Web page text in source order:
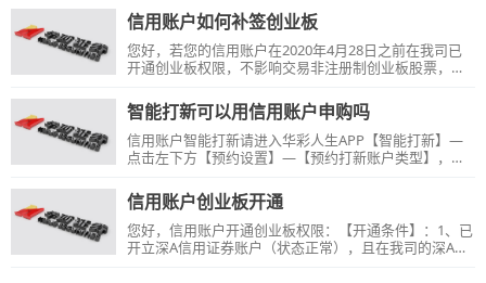
清算时间外都可以操作。2.请登录华西证券官方网站
【快捷通道】—【融资融券交易】
https://trade.hx168.com.cn/trade/rzrq_logon.jsp—登
录信用账户—【合约展期申请】。除清算时间外都可以
操作。【温馨提示】：展期需在融资合约到期日（含）
前十五个自然日内提出申请，每笔融资合约展期无次数
限制。
信用账户如何补签创业板
您好，若您的信用账户在2020年4月28日之前在我司已
开通创业板权限，不影响交易非注册制创业板股票，但
权限补签后，方可申购或交易创业板注册制上市股票。
【办理方式】：请在交易日9:00—16:00登录华彩人生
APP【我的】—【业务办理（更多）】—【创业板补
签】—勾选信用账户，若普通账户未补签将默认勾选一
并进行补签。【温馨提示】：1、线上自助补签仅限开户
证件为身份证的个人客户办理；2、若身份证已过期，请
更新证件信息后再办理此业务；3、70岁以上客户请临柜
进行补签。
智能打新可以用信用账户申购吗
信用账户智能打新请进入华彩人生APP【智能打新】—
点击左下方【预约设置】—【预约打新账户类型】，选
信用账户创业板开通
您好，信用账户开通创业板权限：【开通条件】：1、已
开立深A信用证券账户（状态正常），且在我司的深A普